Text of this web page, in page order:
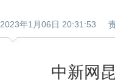
2023年1月06日 20:31:53
中新网昆